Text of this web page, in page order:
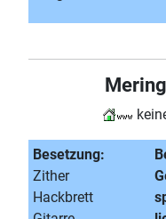
Besetzung:
Zither
Hackbrett